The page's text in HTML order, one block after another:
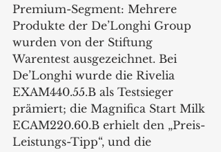
Premium-Segment: Mehrere
Produkte der De’Longhi Group
wurden von der Stiftung
Warentest ausgezeichnet. Bei
De’Longhi wurde die Rivelia
EXAM440.55.B als Testsieger
prämiert; die Magnifica Start Milk
ECAM220.60.B erhielt den „Preis-
Leistungs-Tipp“, und die